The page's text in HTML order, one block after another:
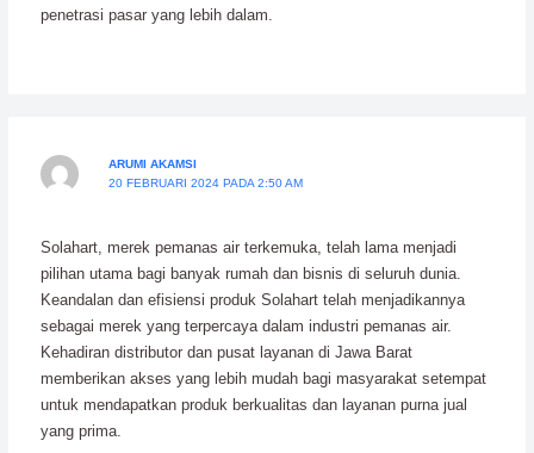
penetrasi pasar yang lebih dalam.
ARUMI AKAMSI
20 FEBRUARI 2024 PADA 2:50 AM
Solahart, merek pemanas air terkemuka, telah lama menjadi
pilihan utama bagi banyak rumah dan bisnis di seluruh dunia.
Keandalan dan efisiensi produk Solahart telah menjadikannya
sebagai merek yang terpercaya dalam industri pemanas air.
Kehadiran distributor dan pusat layanan di Jawa Barat
memberikan akses yang lebih mudah bagi masyarakat setempat
untuk mendapatkan produk berkualitas dan layanan purna jual
yang prima.